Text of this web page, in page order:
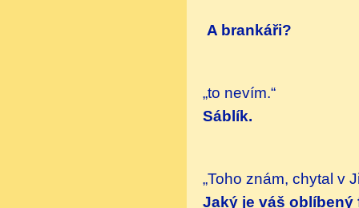
A brankáři?
„to nevím.“
Sáblík.
„Toho znám, chytal v
Jaký je váš oblíbený